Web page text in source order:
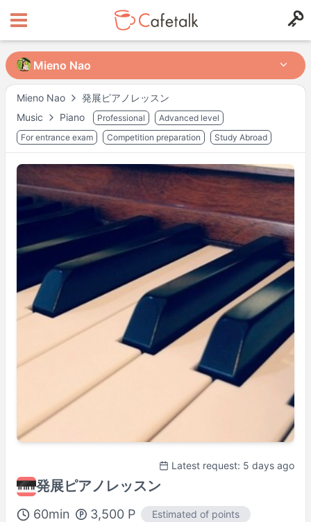
Mieno Nao
発展ピアノレッスン
Music
Piano Professional
Advanced level
For entrance exam
Competition preparation Study Abroad
Latest request: 5 days ago
発展ピアノレッスン
60min 3,500 P
Estimated of points
Mieno Nao
Mieno Nao
from in
8051 402
Available Times
Mon –
21:00
Tue
16:30 –
21:00
Fri
16:00 –
21:00
21:00
Actual availability may differ. Please check when you make a request.
Shown inAsia/Tokyo
Tutor’s profile